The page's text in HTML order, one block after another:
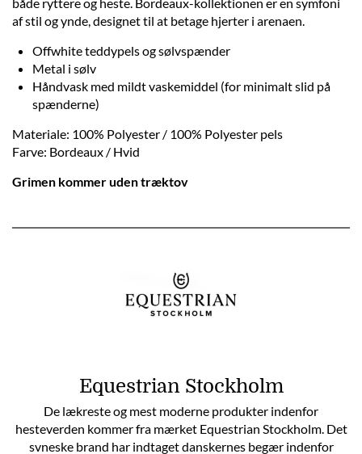
af stil og ynde, designet til at betage hjerter i arenaen.
Offwhite teddypels og sølvspænder
Metal i sølv
Håndvask med mildt vaskemiddel (for minimalt slid på
spænderne)
Materiale: 100% Polyester / 100% Polyester pels
Farve: Bordeaux / Hvid
Grimen kommer uden træktov
Equestrian Stockholm
De lækreste og mest moderne produkter indenfor
hesteverden kommer fra mærket Equestrian Stockholm. Det
svneske brand har indtaget danskernes begær indenfor